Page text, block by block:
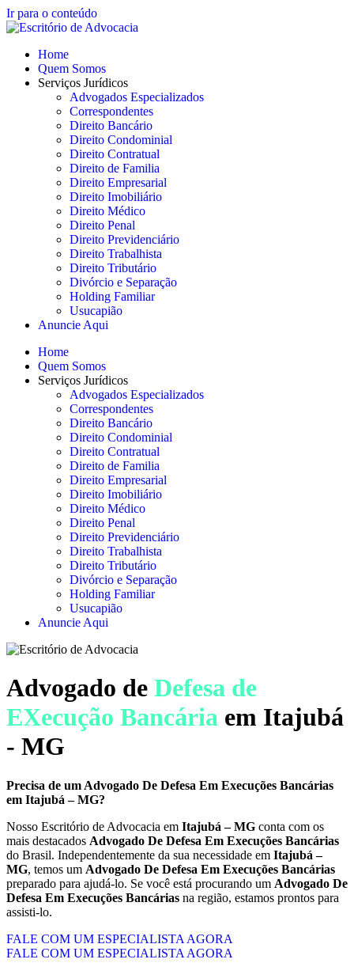
Ir para o conteúdo
Home
Quem Somos
Serviços Jurídicos
Advogados Especializados
Correspondentes
Direito Bancário
Direito Condominial
Direito Contratual
Direito de Familia
Direito Empresarial
Direito Imobiliário
Direito Médico
Direito Penal
Direito Previdenciário
Direito Trabalhista
Direito Tributário
Divórcio e Separação
Holding Familiar
Usucapião
Anuncie Aqui
Home
Quem Somos
Serviços Jurídicos
Advogados Especializados
Correspondentes
Direito Bancário
Direito Condominial
Direito Contratual
Direito de Familia
Direito Empresarial
Direito Imobiliário
Direito Médico
Direito Penal
Direito Previdenciário
Direito Trabalhista
Direito Tributário
Divórcio e Separação
Holding Familiar
Usucapião
Anuncie Aqui
Advogado de Defesa de
EXecução Bancária em Itajubá
- MG
Precisa de um Advogado De Defesa Em Execuções Bancárias
em Itajubá – MG?
Nosso Escritório de Advocacia em Itajubá – MG conta com os
mais destacados Advogado De Defesa Em Execuções Bancárias
do Brasil. Independentemente da sua necessidade em Itajubá –
MG, temos um Advogado De Defesa Em Execuções Bancárias
preparado para ajudá-lo. Se você está procurando um Advogado De
Defesa Em Execuções Bancárias na região, estamos prontos para
assisti-lo.
FALE COM UM ESPECIALISTA AGORA
FALE COM UM ESPECIALISTA AGORA